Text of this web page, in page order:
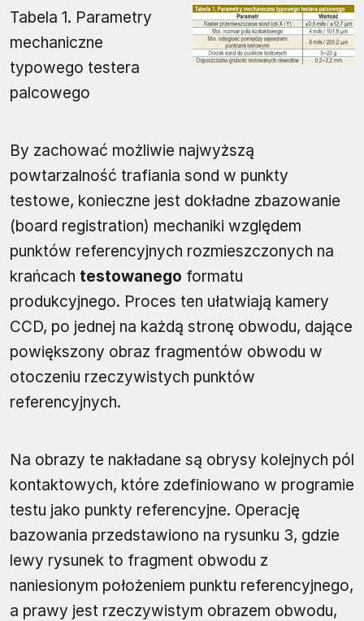
Tabela 1. Parametry
mechaniczne
typowego testera
palcowego
By zachować możliwie najwyższą
powtarzalność trafiania sond w punkty
testowe, konieczne jest dokładne zbazowanie
(board registration) mechaniki względem
punktów referencyjnych rozmieszczonych na
krańcach testowanego formatu
produkcyjnego. Proces ten ułatwiają kamery
CCD, po jednej na każdą stronę obwodu, dające
powiększony obraz fragmentów obwodu w
otoczeniu rzeczywistych punktów
referencyjnych.
Na obrazy te nakładane są obrysy kolejnych pól
kontaktowych, które zdefiniowano w programie
testu jako punkty referencyjne. Operację
bazowania przedstawiono na rysunku 3, gdzie
lewy rysunek to fragment obwodu z
naniesionym położeniem punktu referencyjnego,
a prawy jest rzeczywistym obrazem obwodu,